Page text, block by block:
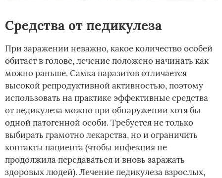
Средства от педикулеза
При заражении неважно, какое количество особей
обитает в голове, лечение положено начинать как
можно раньше. Самка паразитов отличается
высокой репродуктивной активностью, поэтому
использовать на практике эффективные средства
от педикулеза можно при обнаружении хотя бы
одной патогенной особи. Требуется не только
выбирать грамотно лекарства, но и ограничить
контакты пациента (чтобы инфекция не
продолжила передаваться и вновь заражать
здоровых людей). Лечение педикулеза взрослых,